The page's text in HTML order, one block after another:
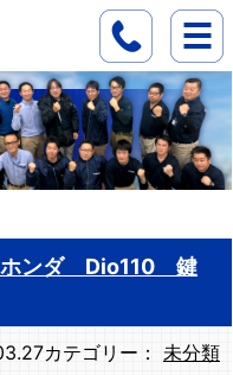
ンダ Dio110 鍵
カテゴリー： 未分類